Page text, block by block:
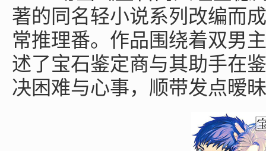
著的同名轻小说系列改编而
常推理番。作品围绕着双男
述了宝石鉴定商与其助手在
决困难与心事，顺带发点暧